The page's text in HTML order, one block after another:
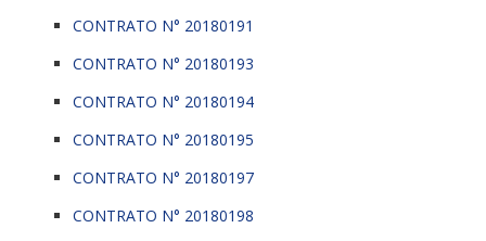
CONTRATO N° 20180191
CONTRATO N° 20180193
CONTRATO N° 20180194
CONTRATO N° 20180195
CONTRATO N° 20180197
CONTRATO N° 20180198